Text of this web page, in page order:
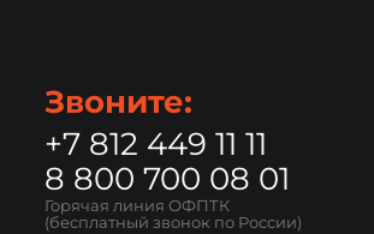
Звоните:
+7 812 449 11 11
8 800 700 08 01
Горячая линия ОФПТК
(бесплатный звонок по России)